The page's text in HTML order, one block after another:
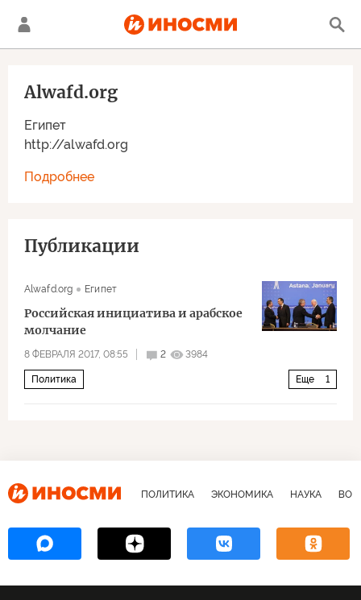
Египет
http://alwafd.org
Alwafd.org
Подробнее
Публикации
Alwafd.org Египет
Российская инициатива и арабское
молчание
8 ФЕВРАЛЯ 2017, 08:55 2 3984
Еще 1
Политика
ПОЛИТИКА ЭКОНОМИКА НАУКА